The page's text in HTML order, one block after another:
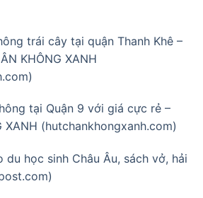
trái cây tại quận Thanh Khê –
KHÔNG XANH
tại Quận 9 với giá cực rẻ –
XANH (hutchankhongxanh.com)
du học sinh Châu Âu, sách vở, hải